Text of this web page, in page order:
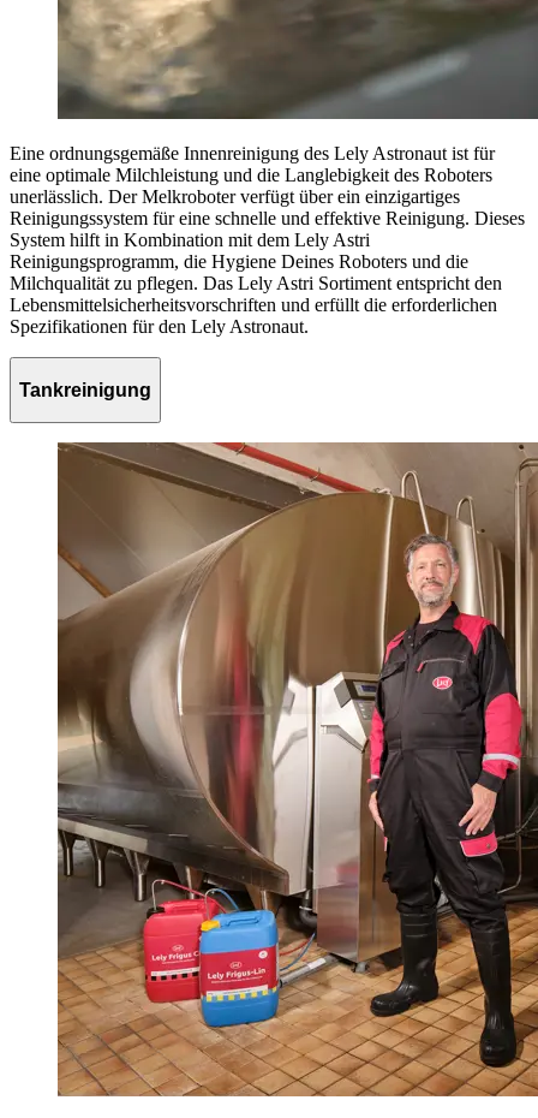
Eine ordnungsgemäße Innenreinigung des Lely Astronaut ist für
eine optimale Milchleistung und die Langlebigkeit des Roboters
unerlässlich. Der Melkroboter verfügt über ein einzigartiges
Reinigungssystem für eine schnelle und effektive Reinigung. Dieses
System hilft in Kombination mit dem Lely Astri
Reinigungsprogramm, die Hygiene Deines Roboters und die
Milchqualität zu pflegen. Das Lely Astri Sortiment entspricht den
Lebensmittelsicherheitsvorschriften und erfüllt die erforderlichen
Spezifikationen für den Lely Astronaut.
Tankreinigung